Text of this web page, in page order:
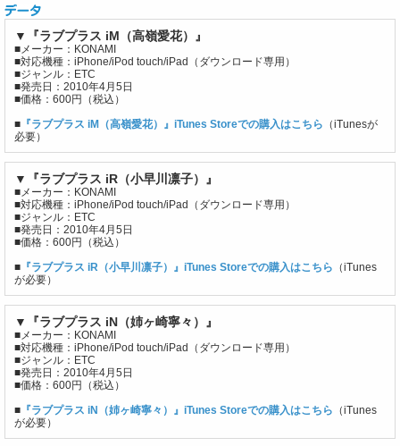
▼『ラブプラス iM（高嶺愛花）』
■メーカー：KONAMI
■対応機種：iPhone/iPod touch/iPad（ダウンロード専用）
■ジャンル：ETC
■発売日：2010年4月5日
■価格：600円（税込）
■ 『ラブプラス iM（高嶺愛花）』iTunes Storeでの購入はこちら （iTunesが
必要）
▼『ラブプラス iR（小早川凛子）』
■メーカー：KONAMI
■対応機種：iPhone/iPod touch/iPad（ダウンロード専用）
■ジャンル：ETC
■発売日：2010年4月5日
■価格：600円（税込）
■ 『ラブプラス iR（小早川凛子）』iTunes Storeでの購入はこちら （iTunes
が必要）
▼『ラブプラス iN（姉ヶ崎寧々）』
■メーカー：KONAMI
■対応機種：iPhone/iPod touch/iPad（ダウンロード専用）
■ジャンル：ETC
■発売日：2010年4月5日
■価格：600円（税込）
■ 『ラブプラス iN（姉ヶ崎寧々）』iTunes Storeでの購入はこちら （iTunes
が必要）